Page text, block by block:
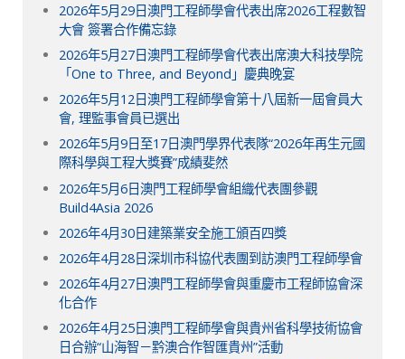
2026年5月29日澳門工程師學會代表出席2026工程數智
大會 簽署合作備忘錄
2026年5月27日澳門工程師學會代表出席澳大科技學院
「One to Three, and Beyond」慶典晚宴
2026年5月12日澳門工程師學會第十八屆新一屆會員大
會, 理監事會員已選出
2026年5月9日至17日澳門學界代表隊“2026年再生元國
際科學與工程大獎賽”成績斐然
2026年5月6日澳門工程師學會組織代表團參觀
Build4Asia 2026
2026年4月30日建築業安全施工頒百四獎
2026年4月28日深圳市科協代表團到訪澳門工程師學會
2026年4月27日澳門工程師學會與重慶市工程師協會深
化合作
2026年4月25日澳門工程師學會與貴州省科學技術協會
日合辦“山海智－黔澳合作智匯貴州”活動